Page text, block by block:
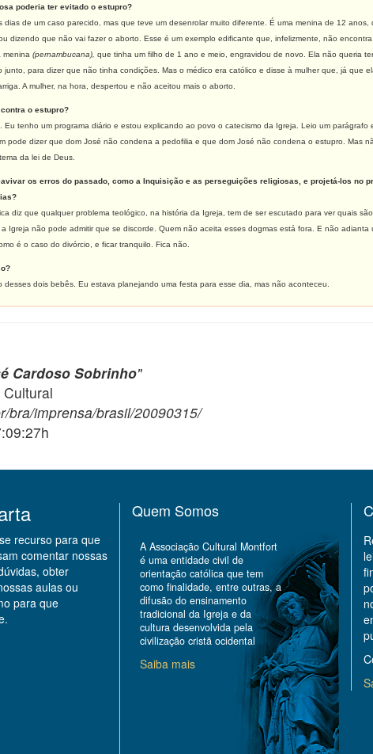
poderia ter evitado o estupro?
de um caso parecido, mas que teve um desenrolar muito diferente. É uma menina de 12
dizendo que não vai fazer o aborto. Esse é um exemplo edificante que, infelizmente, não
menina (pernambucana), que tinha um filho de 1 ano e meio, engravidou de novo. Ela não queria
para dizer que não tinha condições. Mas o médico era católico e disse à mulher que, já que
A mulher, na hora, despertou e não aceitou mais o aborto.
o estupro?
Eu tenho um programa diário e estou explicando ao povo o catecismo da Igreja. Leio um parágrafo
pode dizer que dom José não condena a pedofilia e que dom José não condena o estupro. Mas
da lei de Deus.
os erros do passado, como a Inquisição e as perseguições religiosas, e projetá-los no
diz que qualquer problema teológico, na história da Igreja, tem de ser escutado para ver quais
Igreja não pode admitir que se discorde. Quem não aceita esses dogmas está fora. E não adianta
é o caso do divórcio, e ficar tranquilo. Fica não.
dois bebês. Eu estava planejando uma festa para esse dia, mas não aconteceu.
Cardoso Sobrinho"
bra/imprensa/brasil/20090315/
recurso para que
comentar nossas
obter
aulas ou
para que
Quem Somos
A Associação Cultural Montfort
é uma entidade civil de
orientação católica que tem
como finalidade, entre outras, a
difusão do ensinamento
tradicional da Igreja e da
cultura desenvolvida pela
civilização cristã ocidental
Saiba mais